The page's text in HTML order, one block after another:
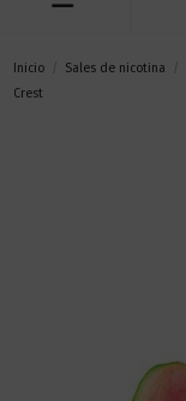
Inicio Sales de nicotina
Crest